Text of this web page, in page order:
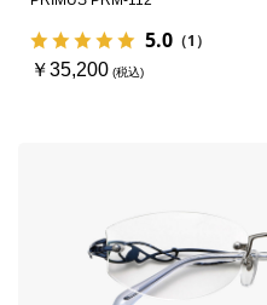
5.0 （1）
￥35,200